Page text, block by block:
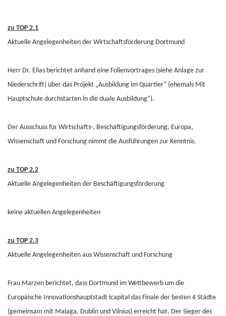
zu TOP 2.1
Aktuelle Angelegenheiten der Wirtschaftsförderung Dortmund
Herr Dr. Elias berichtet anhand eine Folienvortrages (siehe Anlage zur
Niederschrift) über das Projekt „Ausbildung im Quartier“ (ehemals Mit
Hauptschule durchstarten in die duale Ausbildung“).
Der Ausschuss für Wirtschafts-, Beschäftigungsförderung, Europa,
Wissenschaft und Forschung nimmt die Ausführungen zur Kenntnis.
zu TOP 2.2
Aktuelle Angelegenheiten der Beschäftigungsförderung
keine aktuellen Angelegenheiten
zu TOP 2.3
Aktuelle Angelegenheiten aus Wissenschaft und Forschung
Frau Marzen berichtet, dass Dortmund im Wettbewerb um die
Europäische Innovationshauptstadt icapital das Finale der besten 4 Städte
(gemeinsam mit Malaga, Dublin und Vilnius) erreicht hat. Der Sieger des